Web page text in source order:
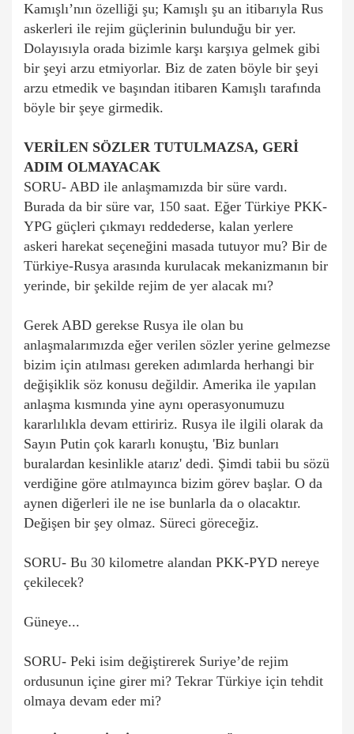
Kamışlı’nın özelliği şu; Kamışlı şu an itibarıyla Rus
askerleri ile rejim güçlerinin bulunduğu bir yer.
Dolayısıyla orada bizimle karşı karşıya gelmek gibi
bir şeyi arzu etmiyorlar. Biz de zaten böyle bir şeyi
arzu etmedik ve başından itibaren Kamışlı tarafında
böyle bir şeye girmedik.
VERİLEN SÖZLER TUTULMAZSA, GERİ
ADIM OLMAYACAK
SORU- ABD ile anlaşmamızda bir süre vardı.
Burada da bir süre var, 150 saat. Eğer Türkiye PKK-
YPG güçleri çıkmayı reddederse, kalan yerlere
askeri harekat seçeneğini masada tutuyor mu? Bir de
Türkiye-Rusya arasında kurulacak mekanizmanın bir
yerinde, bir şekilde rejim de yer alacak mı?
Gerek ABD gerekse Rusya ile olan bu
anlaşmalarımızda eğer verilen sözler yerine gelmezse
bizim için atılması gereken adımlarda herhangi bir
değişiklik söz konusu değildir. Amerika ile yapılan
anlaşma kısmında yine aynı operasyonumuzu
kararlılıkla devam ettiririz. Rusya ile ilgili olarak da
Sayın Putin çok kararlı konuştu, 'Biz bunları
buralardan kesinlikle atarız' dedi. Şimdi tabii bu sözü
verdiğine göre atılmayınca bizim görev başlar. O da
aynen diğerleri ile ne ise bunlarla da o olacaktır.
Değişen bir şey olmaz. Süreci göreceğiz.
SORU- Bu 30 kilometre alandan PKK-PYD nereye
çekilecek?
Güneye...
SORU- Peki isim değiştirerek Suriye’de rejim
ordusunun içine girer mi? Tekrar Türkiye için tehdit
olmaya devam eder mi?